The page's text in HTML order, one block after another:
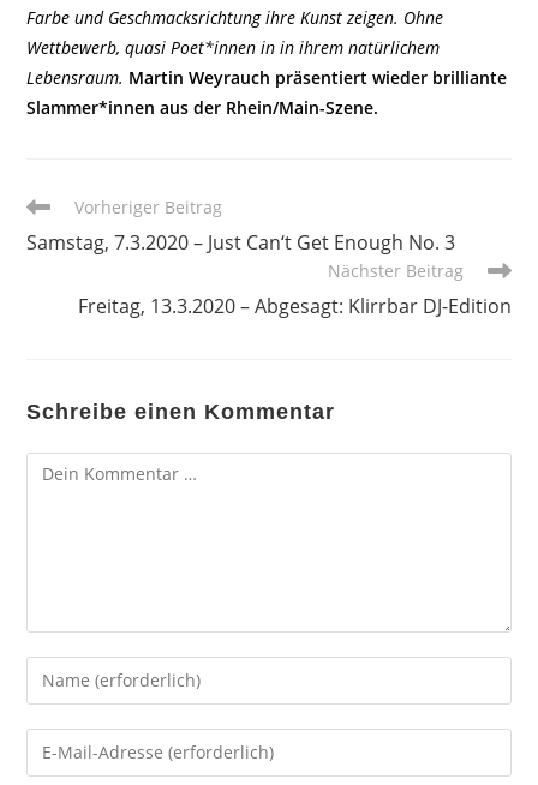
Farbe und Geschmacksrichtung ihre Kunst zeigen. Ohne
Wettbewerb, quasi Poet*innen in in ihrem natürlichem
Lebensraum. Martin Weyrauch präsentiert wieder brilliante
Slammer*innen aus der Rhein/Main-Szene.
Weitere
ansehen
Vorheriger Beitrag
Samstag, 7.3.2020 – Just Can‘t Get Enough No. 3
Nächster Beitrag
Freitag, 13.3.2020 – Abgesagt: Klirrbar DJ-Edition
Schreibe einen Kommentar
Kommentar
Gib
deinen
Namen
oder
Gib
deine